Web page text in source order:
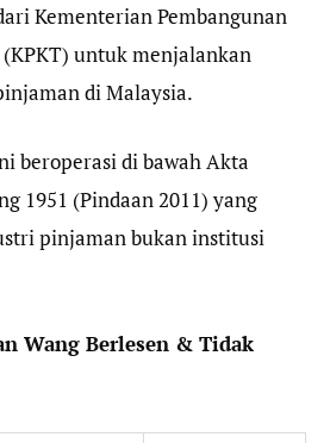
Kementerian Pembangunan
untuk menjalankan
di Malaysia.
beroperasi di bawah Akta
1951 (Pindaan 2011) yang
pinjaman bukan institusi
Wang Berlesen & Tidak